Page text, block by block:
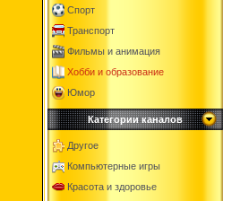
Спорт
Транспорт
Фильмы и анимация
Хобби и образование
Юмор
Категории каналов
Другое
Компьютерные игры
Красота и здоровье